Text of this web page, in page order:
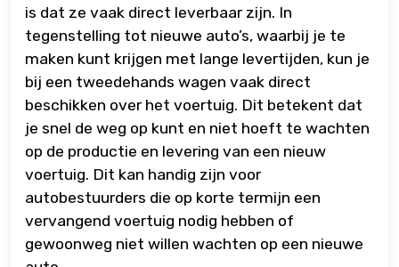
is dat ze vaak direct leverbaar zijn. In
tegenstelling tot nieuwe auto’s, waarbij je te
maken kunt krijgen met lange levertijden, kun je
bij een tweedehands wagen vaak direct
beschikken over het voertuig. Dit betekent dat
je snel de weg op kunt en niet hoeft te wachten
op de productie en levering van een nieuw
voertuig. Dit kan handig zijn voor
autobestuurders die op korte termijn een
vervangend voertuig nodig hebben of
gewoonweg niet willen wachten op een nieuwe